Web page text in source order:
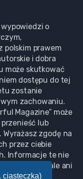
ciasteczka)
o
polskim prawem
i dobra
może skutkować
dostępu do tej
zostanie
zachowaniu.
Magazine” może
lub
zgodę na
przez ciebie
Informacje te nie
zgody, ale ani
ponosi